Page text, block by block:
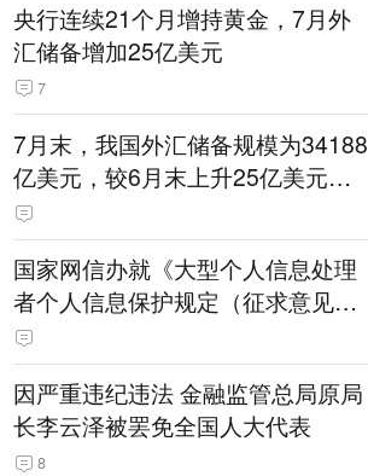
央行连续21个月增持黄金，7月外
汇储备增加25亿美元
7
7月末，我国外汇储备规模为34188
亿美元，较6月末上升25亿美元，
升幅为0.07%
国家网信办就《大型个人信息处理
者个人信息保护规定（征求意见
稿）》公开征求意见
因严重违纪违法 金融监管总局原局
长李云泽被罢免全国人大代表
8